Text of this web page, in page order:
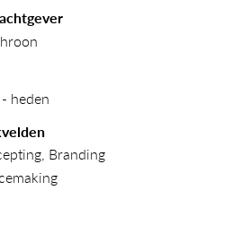
heden
Branding